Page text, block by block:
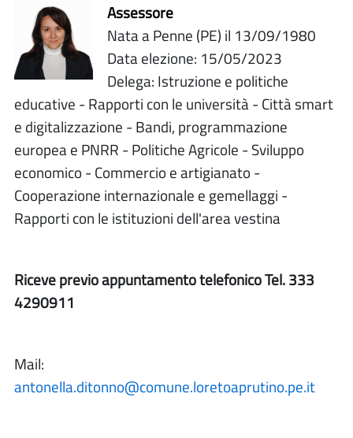
Assessore
Nata a Penne (PE) il 13/09/1980
Data elezione: 15/05/2023
Delega: Istruzione e politiche
educative - Rapporti con le università - Città smart
e digitalizzazione - Bandi, programmazione
europea e PNRR - Politiche Agricole - Sviluppo
economico - Commercio e artigianato -
Cooperazione internazionale e gemellaggi -
Rapporti con le istituzioni dell'area vestina
Riceve previo appuntamento telefonico Tel. 333
4290911
Mail:
antonella.ditonno@comune.loretoaprutino.pe.it